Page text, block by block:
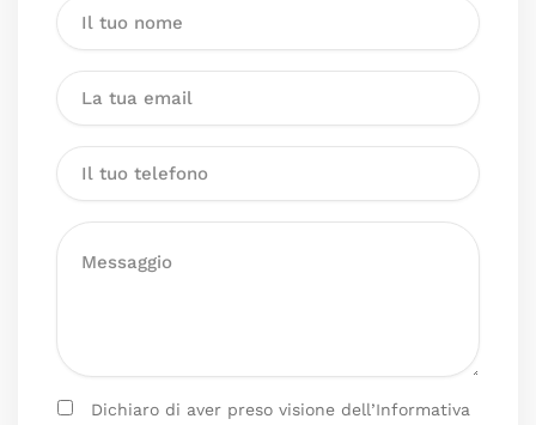
Dichiaro di aver preso visione dell’Informativa